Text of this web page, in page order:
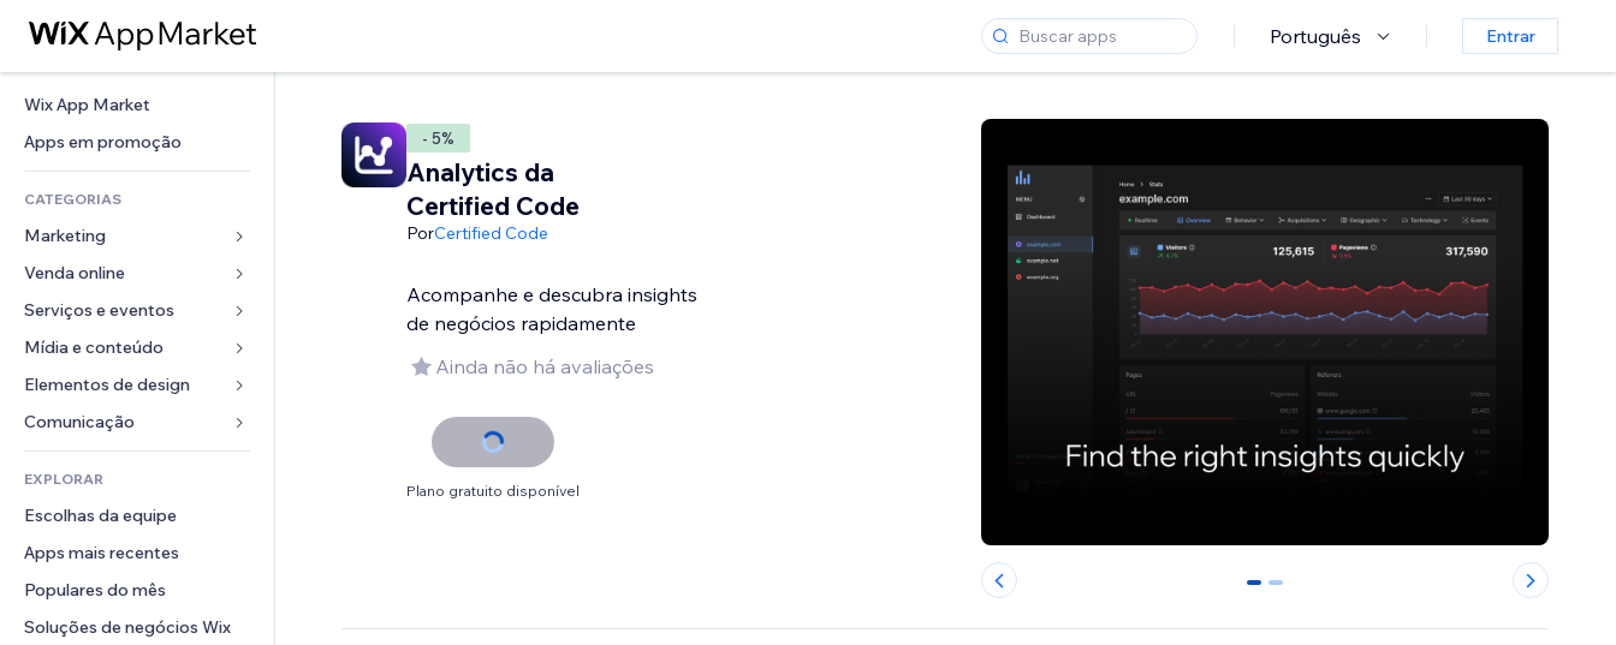
Português Entrar
Wix App Market
Apps em promoção
CATEGORIAS
Marketing
Anúncios
Mobile
Análises
Listas do site
Email
Venda online
Apps para lojas
Frete e entrega
Botões de venda
Contabilidade
Cupons e fidelidade
Soluções de armazenamento
Serviços e eventos
Hotéis
Eventos
Restaurantes
Imobiliária
Meus agendamentos
Mídia e conteúdo
Galeria
Músicas
Podcasts
Fotografia
Vídeo
PDF
Compartilhamento de arquivos
Notícias
Elementos de design
Mapas e navegação
Privacidade e segurança
Relógio
Templates de página
Efeitos de imagem
Botões e menus
Banners e selos
Formulários
Enquetes
Chat
Comentários
Telefone
EXPLORAR
Escolhas da equipe
Apps mais recentes
Populares do mês
Soluções de negócios Wix
- 5%
Analytics da
Certified Code
PorCertified Code
Acompanhe e descubra insights
de negócios rapidamente
Ainda não há avaliações
Plano gratuito disponível
0 1